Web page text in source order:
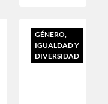
GÉNERO,
IGUALDAD Y
DIVERSIDAD